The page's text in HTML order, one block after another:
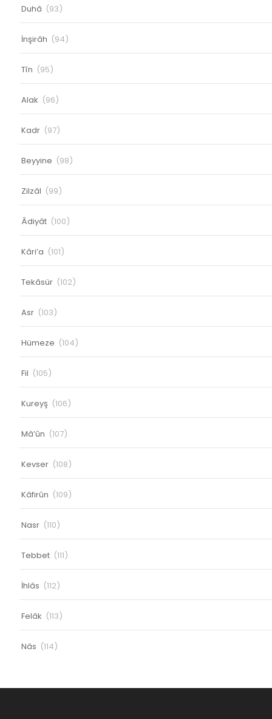
Duhâ (93)
İnşirâh (94)
Tîn (95)
Alak (96)
Kadr (97)
Beyyine (98)
Zilzâl (99)
Âdiyât (100)
Kâri’a (101)
Tekâsür (102)
Asr (103)
Hümeze (104)
Fil (105)
Kureyş (106)
Mâ’ûn (107)
Kevser (108)
Kâfirûn (109)
Nasr (110)
Tebbet (111)
İhlâs (112)
Felâk (113)
Nâs (114)